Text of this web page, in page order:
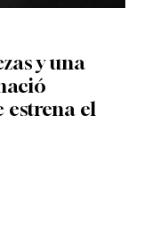
y una
estrena el